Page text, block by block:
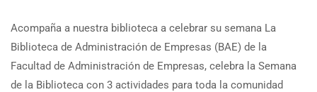
Acompaña a nuestra biblioteca a celebrar su semana La
Biblioteca de Administración de Empresas (BAE) de la
Facultad de Administración de Empresas, celebra la Semana
de la Biblioteca con 3 actividades para toda la comunidad